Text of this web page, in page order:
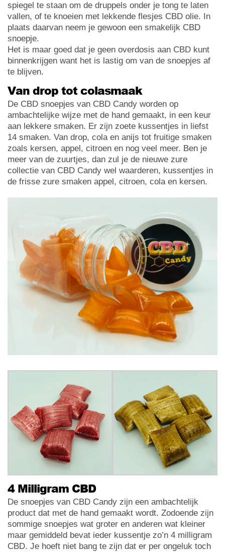
spiegel te staan om de druppels onder je tong te laten
vallen, of te knoeien met lekkende flesjes CBD olie. In
plaats daarvan neem je gewoon een smakelijk CBD
snoepje.
Het is maar goed dat je geen overdosis aan CBD kunt
binnenkrijgen want het is lastig om van de snoepjes af
te blijven.
Van drop tot colasmaak
De CBD snoepjes van CBD Candy worden op
ambachtelijke wijze met de hand gemaakt, in een keur
aan lekkere smaken. Er zijn zoete kussentjes in liefst
14 smaken. Van drop, cola en anijs tot fruitige smaken
zoals kersen, appel, citroen en nog veel meer. Ben je
meer van de zuurtjes, dan zul je de nieuwe zure
collectie van CBD Candy wel waarderen, kussentjes in
de frisse zure smaken appel, citroen, cola en kersen.
4 Milligram CBD
De snoepjes van CBD Candy zijn een ambachtelijk
product dat met de hand gemaakt wordt. Zodoende zijn
sommige snoepjes wat groter en anderen wat kleiner
maar gemiddeld bevat ieder kussentje zo’n 4 milligram
CBD. Je hoeft niet bang te zijn dat er per ongeluk toch